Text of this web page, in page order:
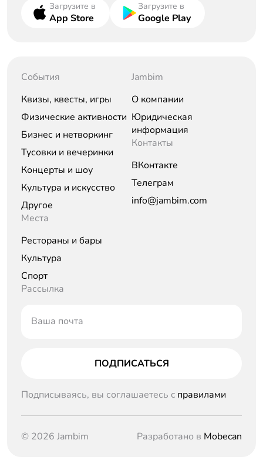
Загрузите в
App Store
Загрузите в
Google Play
События
Квизы, квесты, игры
Физические активности
Бизнес и нетворкинг
Тусовки и вечеринки
Концерты и шоу
Культура и искусство
Другое
Места
Рестораны и бары
Культура
Спорт
Jambim
О компании
Юридическая
информация
Контакты
ВКонтакте
Телеграм
info@jambim.com
Рассылка
Ваша почта
ПОДПИСАТЬСЯ
Подписываясь, вы соглашаетесь c правилами
© 2026 Jambim Разработано в Mobecan